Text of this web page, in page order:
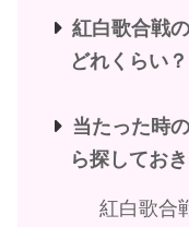
紅白歌合戦
どれくらい？
当たった時
ら探してお
紅白歌合